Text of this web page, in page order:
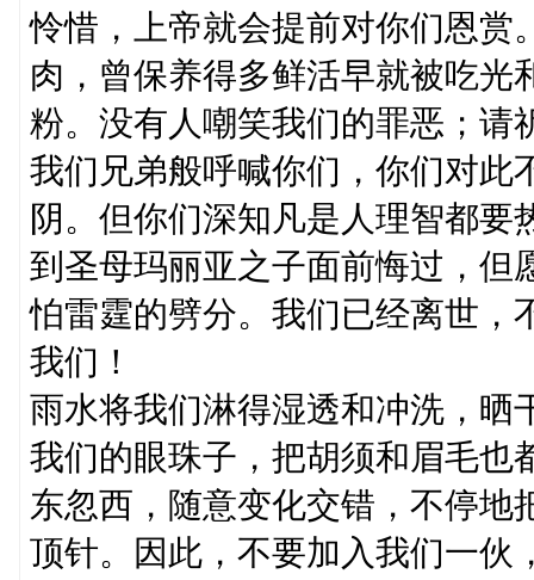
怜惜，上帝就会提前对你们恩赏
肉，曾保养得多鲜活早就被吃光
粉。没有人嘲笑我们的罪恶；请
我们兄弟般呼喊你们，你们对此
阴。但你们深知凡是人理智都
到圣母玛丽亚之子面前悔过，但
怕雷霆的劈分。我们已经离世，
我们！
雨水将我们淋得湿透和冲洗，晒
我们的眼珠子，把胡须和眉毛也
东忽西，随意变化交错，不停地
顶针。因此，不要加入我们一伙